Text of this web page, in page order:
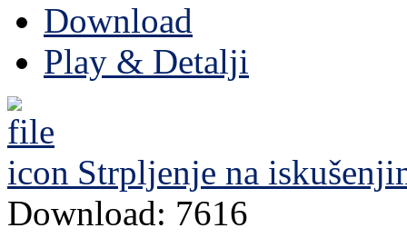
Download
Play & Detalji
Strpljenje na
Download: 7616